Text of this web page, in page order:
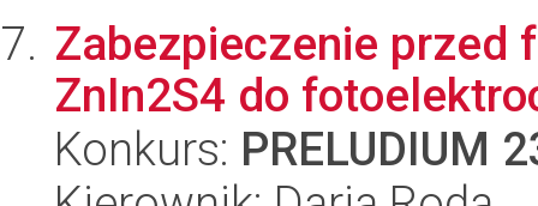
Zabezpieczenie przed
ZnIn2S4 do
Konkurs: PRELUDIUM